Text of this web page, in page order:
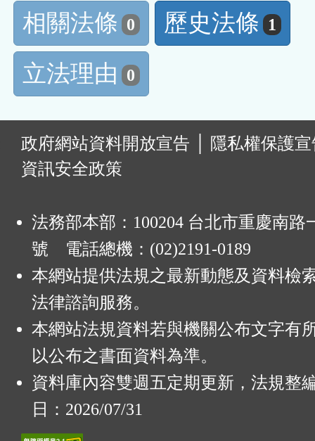
相關法條 0 歷史法條 1
立法理由 0
政府網站資料開放宣告
隱私權保護
資訊安全政策
法務部本部：100204 台北市重慶南路
號 電話總機：(02)2191-0189
本網站提供法規之最新動態及資料檢
法律諮詢服務。
本網站法規資料若與機關公布文字有
以公布之書面資料為準。
資料庫內容雙週五定期更新，法規整
日：2026/07/31